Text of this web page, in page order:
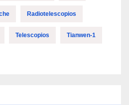
Radiotelescopios
Telescopios Tianwen-1